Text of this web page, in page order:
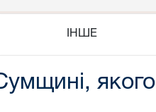
ІНШЕ
якого